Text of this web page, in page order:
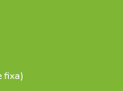
fixa)